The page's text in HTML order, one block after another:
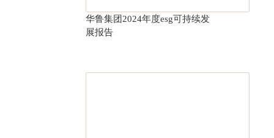
华鲁集团2024年度esg可持续发
展报告